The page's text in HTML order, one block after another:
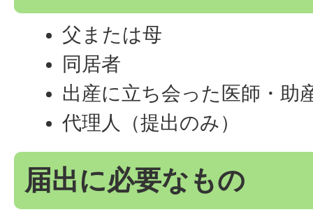
父または母
同居者
出産に立ち会った医師・助
代理人（提出のみ）
届出に必要なもの